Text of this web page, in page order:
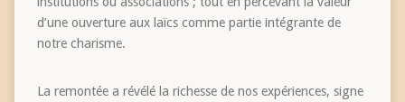
d’une ouverture aux laïcs comme partie intégrante de
notre charisme.
La remontée a révélé la richesse de nos expériences, signe